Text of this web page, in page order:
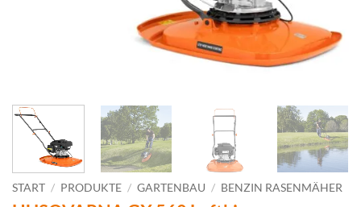
START / PRODUKTE / GARTENBAU / BENZIN RASENMÄHER